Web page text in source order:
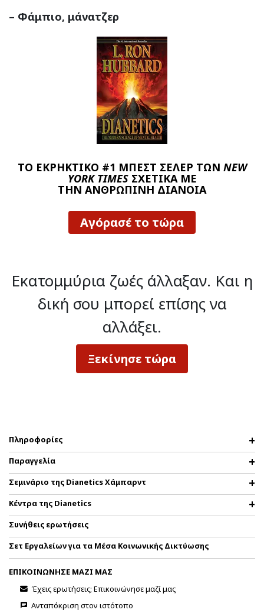
– Φάμπιο, μάνατζερ
ΤΟ ΕΚΡΗΚΤΙΚΟ #1 ΜΠΕΣΤ ΣΕΛΕΡ ΤΩΝ NEW
YORK TIMESΣΧΕΤΙΚΑ ΜΕ
ΤΗΝ ΑΝΘΡΩΠΙΝΗ ΔΙΑΝΟΙΑ
Αγόρασέ το τώρα
Εκατομμύρια ζωές άλλαξαν. Και η
δική σου μπορεί επίσης να
αλλάξει.
Ξεκίνησε τώρα
Πληροφορίες
Παραγγελία
Σεμινάριο της Dianetics Χάμπαρντ
Κέντρα της Dianetics
Συνήθεις ερωτήσεις
Σετ Εργαλείων για τα Μέσα Κοινωνικής Δικτύωσης
ΕΠΙΚΟΙΝΩΝΗΣΕ ΜΑΖΙ ΜΑΣ
Έχεις ερωτήσεις; Επικοινώνησε μαζί μας
Ανταπόκριση στον ιστότοπο